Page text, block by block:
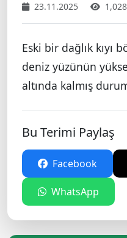
23.11.2025
Eski bir dağlık kıyı
deniz yüzünün
altında kalmış
Bu Terimi Paylaş
Facebook
WhatsApp